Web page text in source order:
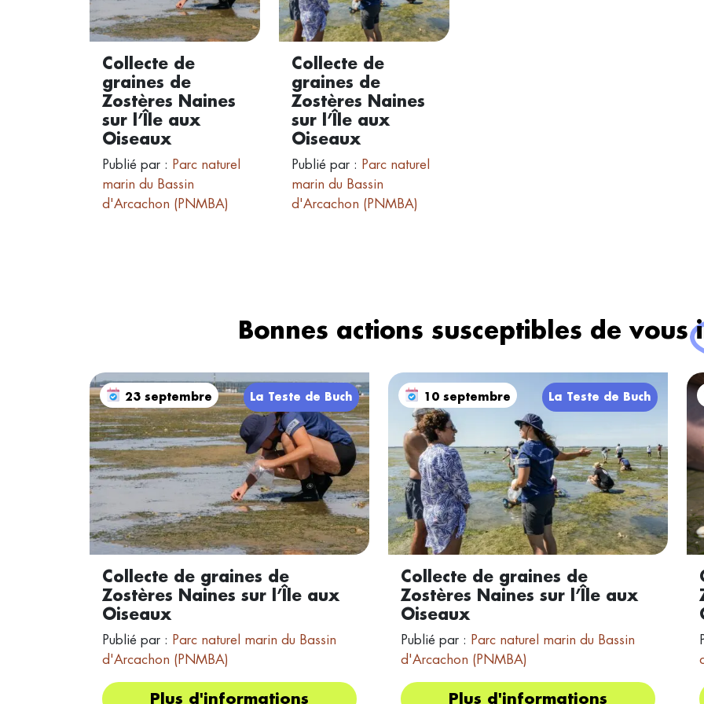
Collecte de
graines de
Zostères Naines
sur l’Île aux
Oiseaux
Publié par : Parc naturel
marin du Bassin
d'Arcachon (PNMBA)
Collecte de
graines de
Zostères Naines
sur l’Île aux
Oiseaux
Publié par : Parc naturel
marin du Bassin
d'Arcachon (PNMBA)
Bonnes actions susceptibles de vous
23 septembre La Teste de Buch
Collecte de graines de
Zostères Naines sur l’Île aux
Oiseaux
Publié par : Parc naturel marin du Bassin
d'Arcachon (PNMBA)
Plus d'informations
10 septembre La Teste de Buch
Collecte de graines de
Zostères Naines sur l’Île aux
Oiseaux
Publié par : Parc naturel marin du Bassin
d'Arcachon (PNMBA)
Plus d'informations